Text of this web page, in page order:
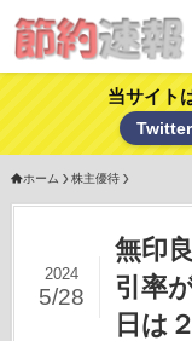
当サイト
ホーム 株主優待
無印
引率
日は
2024
5/28